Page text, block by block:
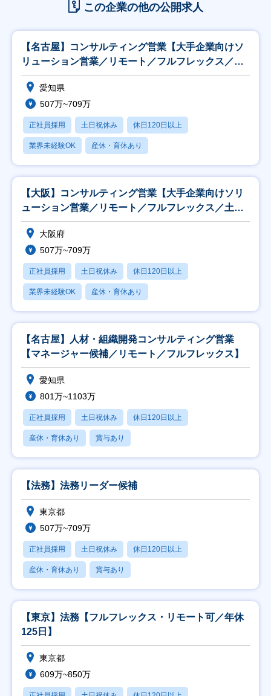
この企業の他の公開求人
【名古屋】コンサルティング営業【大手企業向けソ
リューション営業／リモート／フルフレックス／土
日祝】
愛知県
507万~709万
正社員採用 土日祝休み 休日120日以上
業界未経験OK 産休・育休あり
【大阪】コンサルティング営業【大手企業向けソリ
ューション営業／リモート／フルフレックス／土日
祝】
大阪府
507万~709万
正社員採用 土日祝休み 休日120日以上
業界未経験OK 産休・育休あり
【名古屋】人材・組織開発コンサルティング営業
【マネージャー候補／リモート／フルフレックス】
愛知県
801万~1103万
正社員採用 土日祝休み 休日120日以上
産休・育休あり 賞与あり
【法務】法務リーダー候補
東京都
507万~709万
正社員採用 土日祝休み 休日120日以上
産休・育休あり 賞与あり
【東京】法務【フルフレックス・リモート可／年休
125日】
東京都
609万~850万